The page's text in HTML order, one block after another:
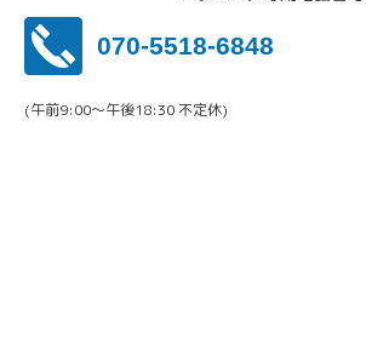
070-5518-6848
(午前9:00〜午後18:30 不定休)